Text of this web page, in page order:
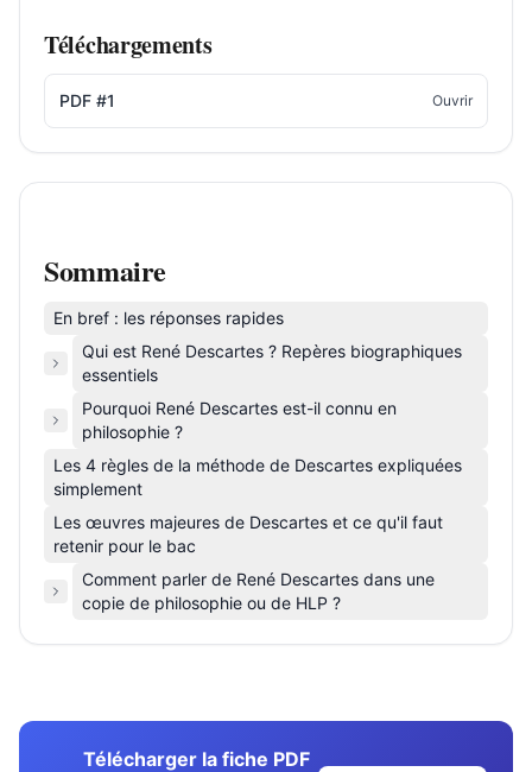
Téléchargements
PDF #1 Ouvrir
Sommaire
En bref : les réponses rapides
Qui est René Descartes ? Repères biographiques
essentiels
Pourquoi René Descartes est-il connu en
philosophie ?
Les 4 règles de la méthode de Descartes expliquées
simplement
Les œuvres majeures de Descartes et ce qu'il faut
retenir pour le bac
Comment parler de René Descartes dans une
copie de philosophie ou de HLP ?
Télécharger la fiche PDF